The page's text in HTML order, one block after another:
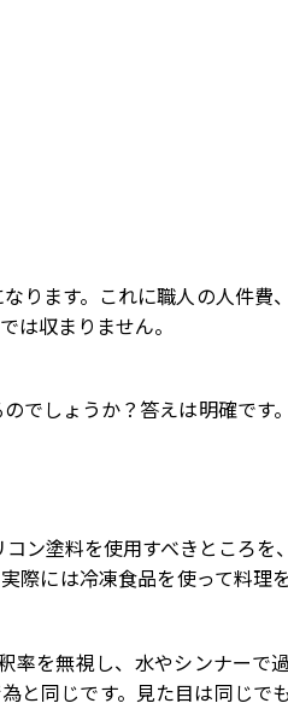
ります。これに職人の人件費
は収まりません。
でしょうか？答えは明確です
ン塗料を使用すべきところを
際には冷凍食品を使って料理
を無視し、水やシンナーで
と同じです。見た目は同じで